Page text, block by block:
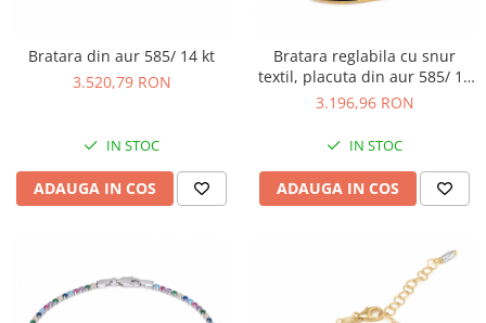
Bratara din aur 585/ 14 kt
3.520,79 RON
IN STOC
ADAUGA IN COS
Bratara reglabila cu snur
textil, placuta din aur 585/ 14
kt, Piatra: hematit, onix si
3.196,96 RON
IN STOC
ADAUGA IN COS